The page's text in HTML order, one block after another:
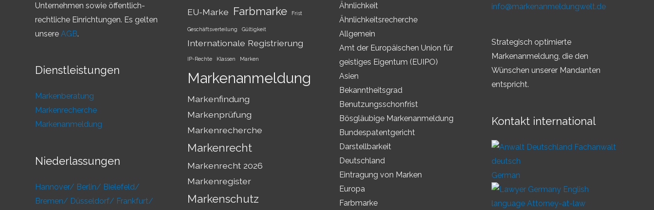
Unternehmen sowie öffentlich-
rechtliche Einrichtungen. Es gelten
unsere AGB.
Dienstleistungen
Markenberatung
Markenrecherche
Markenanmeldung
Niederlassungen
Hannover/ Berlin/ Bielefeld/
Bremen/ Düsseldorf/ Frankfurt/
EU-Marke Farbmarke Frist
Geschäftsverteilung Gültigkeit
Internationale Registrierung
IP-Rechte Klassen Marken
Markenanmeldung
Markenfindung
Markenprüfung
Markenrecherche
Markenrecht
Markenrecht 2026
Markenregister
Markenschutz
Ähnlichkeit
Ähnlichkeitsrecherche
Allgemein
Amt der Europäischen Union für
geistiges Eigentum (EUIPO)
Asien
Bekanntheitsgrad
Benutzungsschonfrist
Bösgläubige Markenanmeldung
Bundespatentgericht
Darstellbarkeit
Deutschland
Eintragung von Marken
Europa
Farbmarke
info@markenanmeldungwelt.de
Strategisch optimierte
Markenanmeldung, die den
Wünschen unserer Mandanten
entspricht.
Kontakt international
German